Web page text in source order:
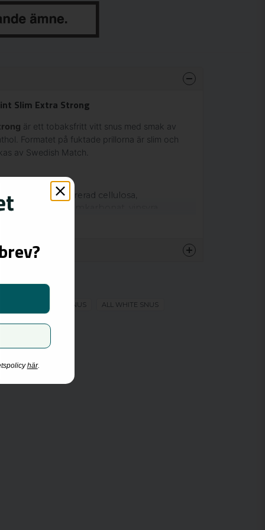
Slim Extra Strong
är ett tobaksfritt vitt snus med smak av
Formatet på fuktade prillorna är slim och
av Swedish Match.
glycerol, regenererad cellulosa,
nikotin, natriumkarbonat, vinsyra,
acesulfam K.
Slim
11 mg/portion
TOBAKSFRITT SNUS ALL WHITE SNUS
här.